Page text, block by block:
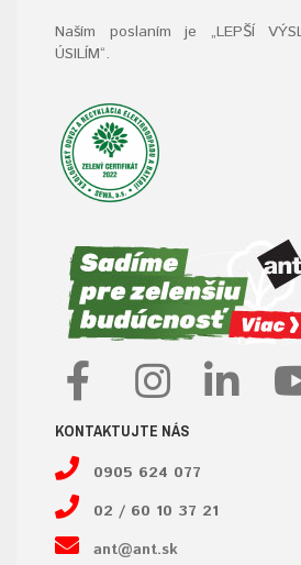
Naším poslaním je „LEPŠÍ
ÚSILÍM“.
KONTAKTUJTE NÁS
0905 624 077
02 / 60 10 37 21
ant@ant.sk